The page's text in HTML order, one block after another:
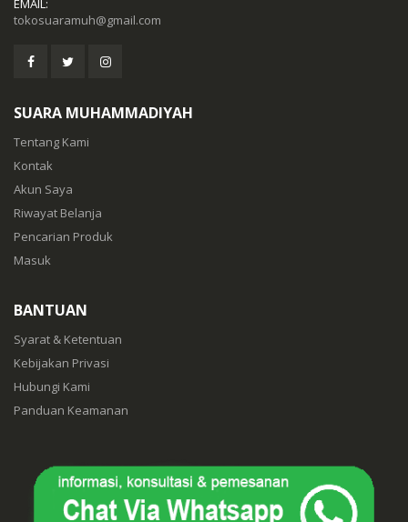
EMAIL:
tokosuaramuh@gmail.com
SUARA MUHAMMADIYAH
Tentang Kami
Kontak
Akun Saya
Riwayat Belanja
Pencarian Produk
Masuk
BANTUAN
Syarat & Ketentuan
Kebijakan Privasi
Hubungi Kami
Panduan Keamanan